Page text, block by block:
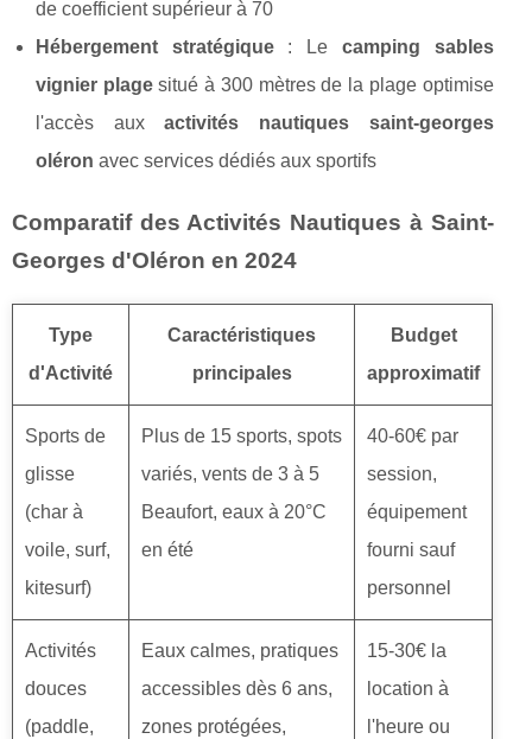
de coefficient supérieur à 70
Hébergement stratégique: Le camping sables
vignier plagesitué à 300 mètres de la plage optimise
l'accès auxactivités nautiques saint-georges
oléron avec services dédiés aux sportifs
Comparatif des Activités Nautiques à Saint-
Georges d'Oléron en 2024
Type
d'Activité
Caractéristiques
principales
Budget
approximatif
Sports de
glisse
(char à
voile, surf,
kitesurf)
Plus de 15 sports, spots
variés, vents de 3 à 5
Beaufort, eaux à 20°C
en été
40-60€ par
session,
équipement
fourni sauf
personnel
Activités
douces
(paddle,
Eaux calmes, pratiques
accessibles dès 6 ans,
zones protégées,
15-30€ la
location à
l'heure ou